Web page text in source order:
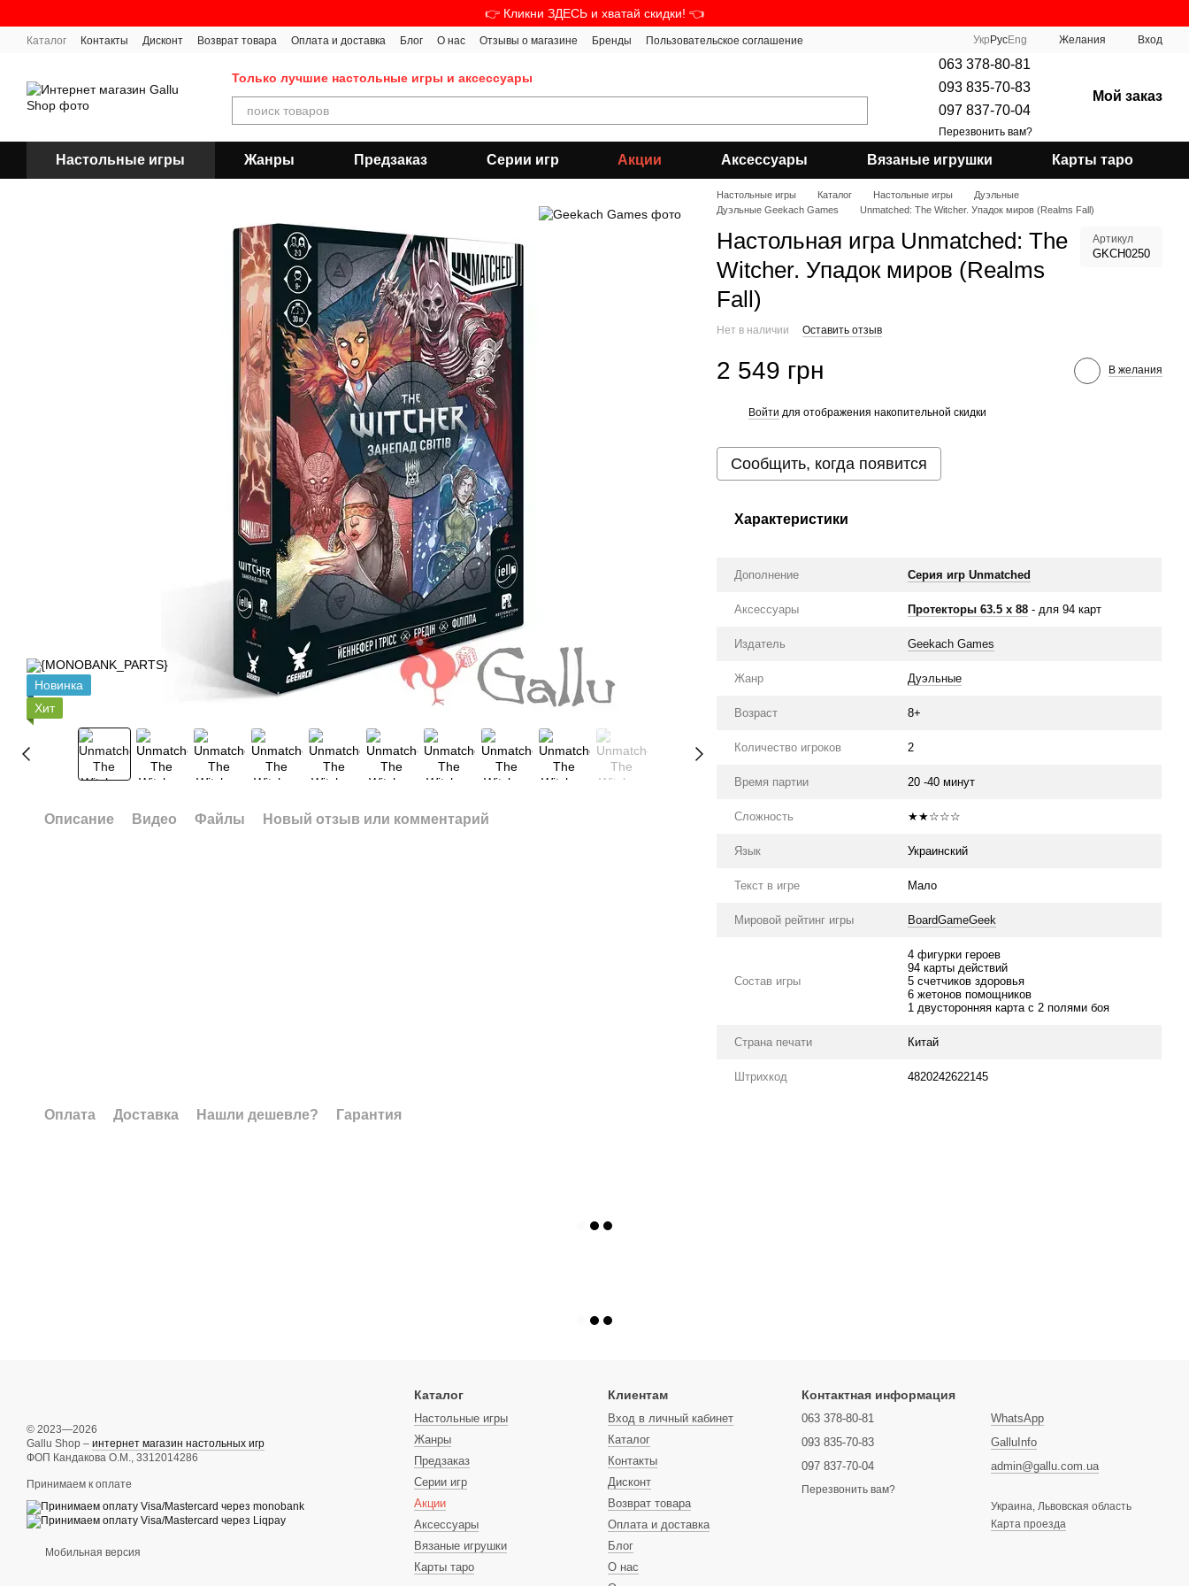
👉 Кликни ЗДЕСЬ и хватай скидки! 👈
Каталог Контакты Дисконт Возврат товара Оплата и доставка Блог О нас Отзывы о магазине Бренды
Пользовательское соглашение
Укр РусEng Желания Вход
Только лучшие настольные игры и аксессуары
063 378-80-81
093 835-70-83
097 837-70-04
Перезвонить вам?
Мой заказ
Настольные игры Жанры Предзаказ Серии игр Акции Аксессуары Вязаные игрушки Карты таро
Новинка
Хит
Описание Видео Файлы Новый отзыв или комментарий
Настольные игры Каталог Настольные игры
Дуэльные
Дуэльные Geekach Games
Unmatched: The Witcher. Упадок миров (Realms Fall)
Настольная игра Unmatched: The
Witcher. Упадок миров (Realms
Fall)
Артикул
GKCH0250
Нет в наличии Оставить отзыв
2 549 грн В желания
Войти для отображения накопительной скидки
Сообщить, когда появится
Характеристики
Дополнение Серия игр Unmatched
Аксессуары Протекторы 63.5 х 88 - для 94 карт
Издатель Geekach Games
Жанр Дуэльные
Возраст 8+
Количество игроков 2
Время партии 20 -40 минут
Сложность ★★☆☆☆
Язык Украинский
Текст в игре Мало
Мировой рейтинг игры BoardGameGeek
Состав игры
4 фигурки героев
94 карты действий
5 счетчиков здоровья
6 жетонов помощников
1 двусторонняя карта с 2 полями боя
Страна печати Китай
Штрихкод 4820242622145
Оплата Доставка Нашли дешевле? Гарантия
© 2023—2026
Gallu Shop – интернет магазин настольных игр
ФОП Кандакова О.М., 3312014286
Принимаем к оплате
Мобильная версия
Каталог
Настольные игры
Жанры
Предзаказ
Серии игр
Акции
Аксессуары
Вязаные игрушки
Карты таро
Клиентам
Вход в личный кабинет
Каталог
Контакты
Дисконт
Возврат товара
Оплата и доставка
Блог
О нас
Контактная информация
063 378-80-81
093 835-70-83
097 837-70-04
Перезвонить вам?
WhatsApp
GalluInfo
admin@gallu.com.ua
Украина, Львовская область
Карта проезда